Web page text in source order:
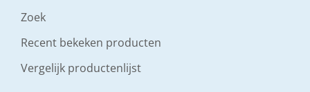
Zoek
Recent bekeken producten
Vergelijk productenlijst